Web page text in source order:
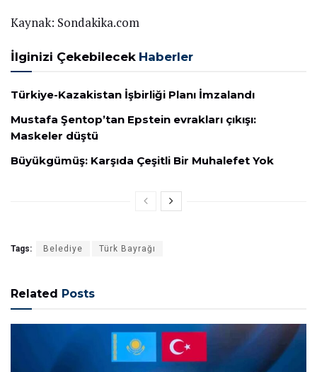
Kaynak: Sondakika.com
İlginizi Çekebilecek Haberler
Türkiye-Kazakistan İşbirliği Planı İmzalandı
Mustafa Şentop’tan Epstein evrakları çıkışı:
Maskeler düştü
Büyükgümüş: Karşıda Çeşitli Bir Muhalefet Yok
Tags: Belediye Türk Bayrağı
Related Posts